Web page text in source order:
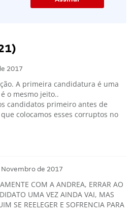
2017
A primeira candidatura é uma
o mesmo jeito..
candidatos primeiro antes de
colocamos esses corruptos no
Novembro de 2017
COM A ANDREA, ERRAR AO
UMA VEZ AINDA VAI, MAS
SE REELEGER E SOFRENCIA PARA